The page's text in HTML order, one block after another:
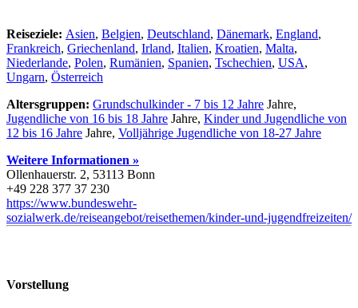
Reiseziele: Asien, Belgien, Deutschland, Dänemark, England,
Frankreich, Griechenland, Irland, Italien, Kroatien, Malta,
Niederlande, Polen, Rumänien, Spanien, Tschechien, USA,
Ungarn, Österreich
Altersgruppen: Grundschulkinder - 7 bis 12 Jahre Jahre,
Jugendliche von 16 bis 18 Jahre Jahre, Kinder und Jugendliche von
12 bis 16 Jahre Jahre, Volljährige Jugendliche von 18-27 Jahre
Weitere Informationen »
Ollenhauerstr. 2, 53113 Bonn
+49 228 377 37 230
https://www.bundeswehr-
sozialwerk.de/reiseangebot/reisethemen/kinder-und-jugendfreizeiten/
Vorstellung